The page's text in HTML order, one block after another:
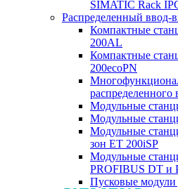
SIMATIC Rack
Распределенный ввод-
Компактные
200AL
Компактные
200ecoPN
Модульные
Модульные
Модульные
зон ET 200iSP
Модульные
PROFIBUS DT и
Пусковые модули